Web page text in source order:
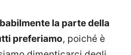
la parte della
preferiamo, poiché è